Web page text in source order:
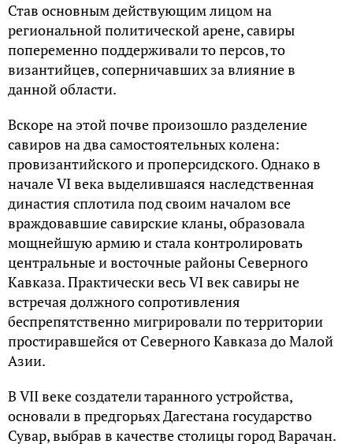
Став основным действующим лицом на
региональной политической арене, савиры
попеременно поддерживали то персов, то
византийцев, соперничавших за влияние в
данной области.
Вскоре на этой почве произошло разделение
савиров на два самостоятельных колена:
провизантийского и проперсидского. Однако в
начале VI века выделившаяся наследственная
династия сплотила под своим началом все
враждовавшие савирские кланы, образовала
мощнейшую армию и стала контролировать
центральные и восточные районы Северного
Кавказа. Практически весь VI век савиры не
встречая должного сопротивления
беспрепятственно мигрировали по территории
простиравшейся от Северного Кавказа до Малой
Азии.
В VII веке создатели таранного устройства,
основали в предгорьях Дагестана государство
Сувар, выбрав в качестве столицы город Варачан.